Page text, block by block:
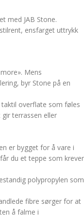
med JAB Stone.
ensfarget uttrykk
Mens
byr Stone på en
overflate som føles
terrassen eller
er bygget for å vare i
du et teppe som krever
polypropylen som
fibre sørger for at
å falme i